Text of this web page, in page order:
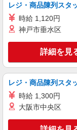
レジ・商品陳列スタ
時給 1,120円
神戸市垂水区
詳細を見
レジ・商品陳列スタ
時給 1,300円
大阪市中央区